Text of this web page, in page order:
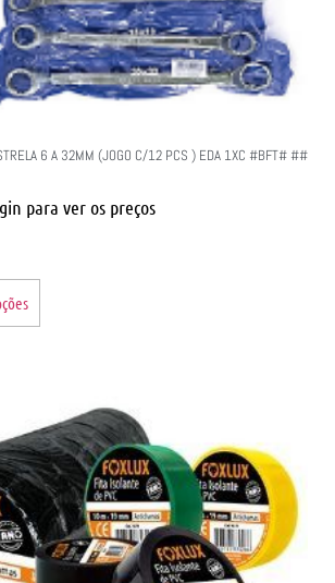
6 A 32MM (JOGO C/12 PCS ) EDA 1XC #BFT# ##
para ver os preços